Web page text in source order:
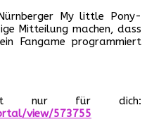
My little Pony-
Mitteilung machen, dass
Fangame programmiert
nur für dich:
view/573755